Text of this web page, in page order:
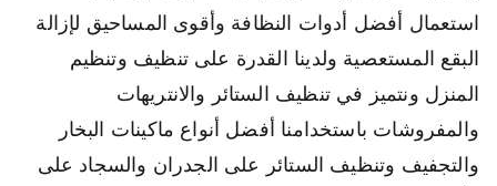
استعمال أفضل أدوات النظافة وأقوى المساحيق لإزالة
البقع المستعصية ولدينا القدرة على تنظيف وتنظيم
المنزل ونتميز في تنظيف الستائر والانتريهات
والمفروشات باستخدامنا أفضل أنواع ماكينات البخار
والتجفيف وتنظيف الستائر على الجدران والسجاد على